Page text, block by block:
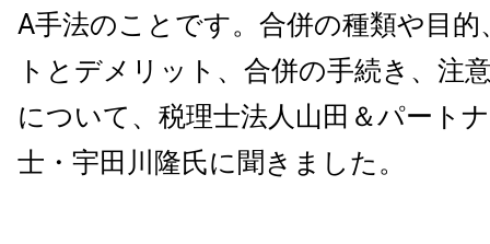
A手法のことです。合併の種類や目
トとデメリット、合併の手続き、注
について、税理士法人山田＆パート
士・宇田川隆氏に聞きました。